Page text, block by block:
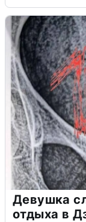
Девушка
отдыха в